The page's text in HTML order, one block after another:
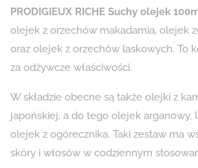
PRODIGIEUX RICHE Suchy olejek
olejek z orzechów makadamia, olejek
oraz olejek z orzechów laskowych. To
za odżywcze właściwości.
W składzie obecne są także olejki z
japońskiej, a do tego olejek arganowy.
olejek z ogórecznika. Taki zestaw ma
skóry i włosów w codziennym